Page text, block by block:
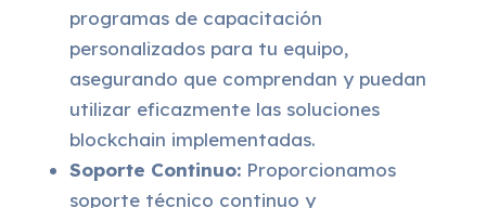
programas de capacitación
personalizados para tu equipo,
asegurando que comprendan y puedan
utilizar eficazmente las soluciones
blockchain implementadas.
Soporte Continuo: Proporcionamos
soporte técnico continuo y